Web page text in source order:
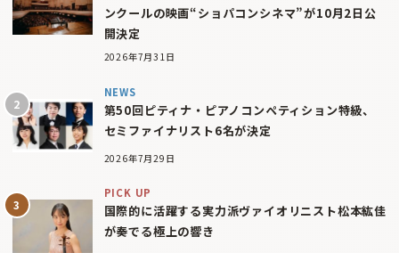
ンクールの映画“ショパコンシネマ”が10月2日公
開決定
2026年7月31日
NEWS
第50回ピティナ・ピアノコンペティション特級、
セミファイナリスト6名が決定
2026年7月29日
PICK UP
国際的に活躍する実力派ヴァイオリニスト松本紘佳
が奏でる極上の響き